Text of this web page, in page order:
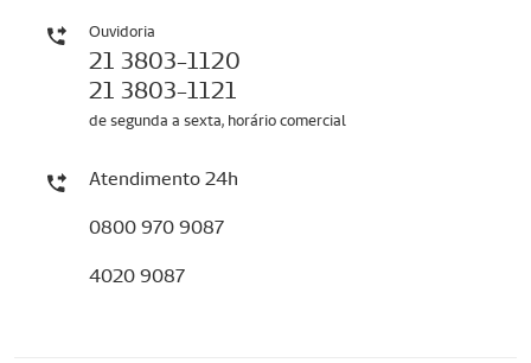
Ouvidoria
21 3803-1120
21 3803-1121
de segunda a sexta, horário comercial
Atendimento 24h
0800 970 9087
4020 9087